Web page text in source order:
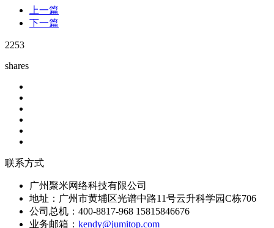
上一篇
下一篇
2253
shares
联系方式
广州聚米网络科技有限公司
地址：广州市黄埔区光谱中路11号云升科学园C栋706
公司总机：400-8817-968 15815846676
业务邮箱： kendy@jumitop.com